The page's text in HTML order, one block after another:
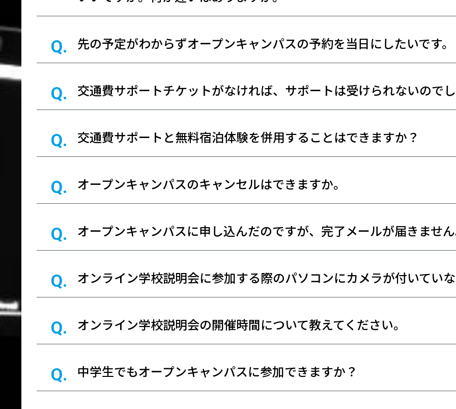
先の予定がわからずオープンキャンパスの予約を当日にしたいです。
交通費サポートチケットがなければ、サポートは受けられないので
交通費サポートと無料宿泊体験を併用することはできますか？
オープンキャンパスのキャンセルはできますか。
オープンキャンパスに申し込んだのですが、完了メールが届きませ
オンライン学校説明会に参加する際のパソコンにカメラが付いてい
オンライン学校説明会の開催時間について教えてください。
中学生でもオープンキャンパスに参加できますか？